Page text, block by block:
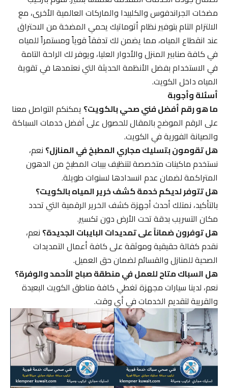
مضخات الجراندفوس والكلبيدا والماركات العالمية الأخرى، مع
الالتزام التام بتوفير نظام أتوماتيك يحمي المضخة من الاحتراق
عند انقطاع المياه، مما يضمن لك تدفقاً قوياً ومستمراً للمياه
في كافة صنابير المنزل والأدوار العليا، ويوفر لك الراحة التامة
في الاستخدام بفضل الأنظمة الحديثة التي نعتمدها في تقوية
المياه داخل الكويت.
أسئلة وأجوبة
ما هو رقم أفضل فني صحي بالكويت؟يمكنكم التواصل معنا
على الرقم الموضح بالمقال للحصول على أفضل خدمات السباكة
والصيانة الفورية في الكويت.
هل تقومون بتسليك مجاري المطبخ في المنازل؟نعم،
نستخدم ماكينات متخصصة لتنظيف بيبات المطبخ من الدهون
المتراكمة لضمان عدم انسدادها لسنوات طويلة.
هل تتوفر لديكم خدمة كشف خرير المياه بالكويت؟
بالتأكيد، نمتلك أحدث أجهزة كشف الخرير الرقمية التي تحدد
مكان التسريب بدقة تحت الأرض دون تكسير.
هل توفرون ضماناً على تمديدات البايبات الجديدة؟نعم،
نقدم كفالة حقيقية وموثقة على كافة أعمال التمديدات
الصحية للمنازل والقسائم لضمان حق العميل.
هل السباك متاح للعمل في منطقة صباح الأحمد والوفرة؟
نعم، لدينا سيارات مجهزة تغطي كافة مناطق الكويت البعيدة
والقريبة لتقديم الخدمات في أي وقت.